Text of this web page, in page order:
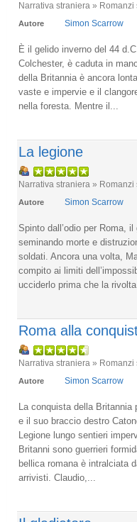
Narrativa straniera » Romanzi
Autore Simon Scarrow
È il gelido inverno del 44
Colchester, è caduta in
della Britannia è ancora
vaste e impervie e il
nella foresta. Mentre il...
La legione
Narrativa straniera » Romanzi
Autore Simon Scarrow
Spinto dall’odio per Roma,
seminando morte e
soldati. Ancora una volta,
compito ai limiti
ucciderlo prima che la
Roma alla
Narrativa straniera » Romanzi
Autore Simon Scarrow
La conquista della
e il suo braccio destro
Legione lungo sentieri
Britanni sono guerrieri
bellica romana è intralciata
arrivisti. Claudio,...